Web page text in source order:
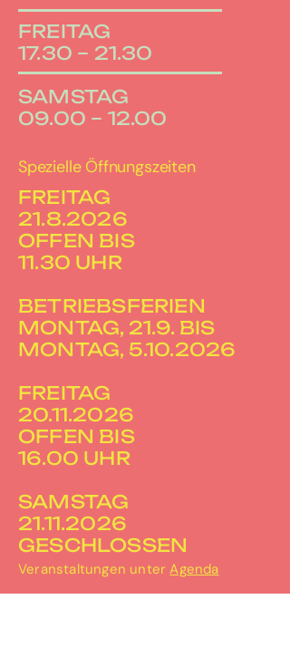
FREITAG
17.30 – 21.30
SAMSTAG
09.00 – 12.00
Spezielle Öffnungszeiten
FREITAG
21.8.2026
OFFEN BIS
11.30 UHR
BETRIEBSFERIEN
MONTAG, 21.9. BIS
MONTAG, 5.10.2026
FREITAG
20.11.2026
OFFEN BIS
16.00 UHR
SAMSTAG
21.11.2026
GESCHLOSSEN
Veranstaltungen unterAgenda